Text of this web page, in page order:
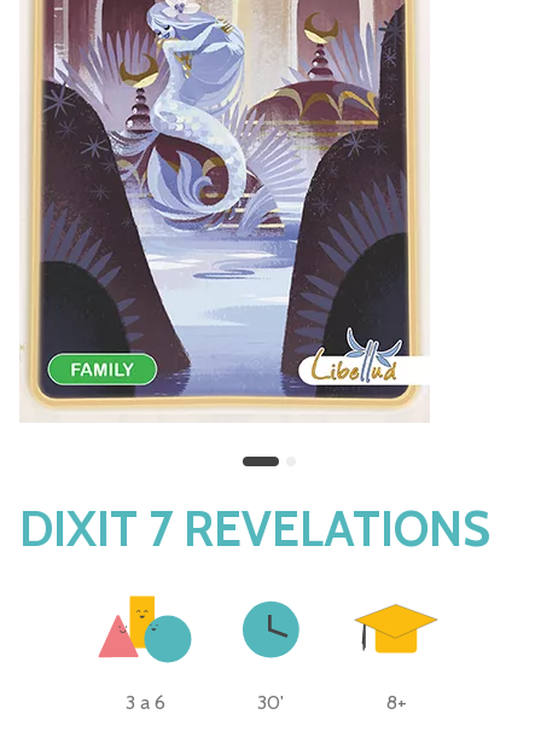
DIXIT 7 REVELATIONS
3 a 6 30' 8+